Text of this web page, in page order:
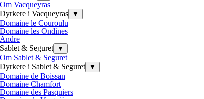
Om Vacqueyras
Dyrkere i Vacqueyras
▼
Domaine le Couroulu
Domaine les Ondines
Andre
Sablet & Seguret
▼
Om Sablet & Seguret
Dyrkere i Sablet & Seguret
▼
Domaine de Boissan
Domaine Chamfort
Domaine des Pasquiers